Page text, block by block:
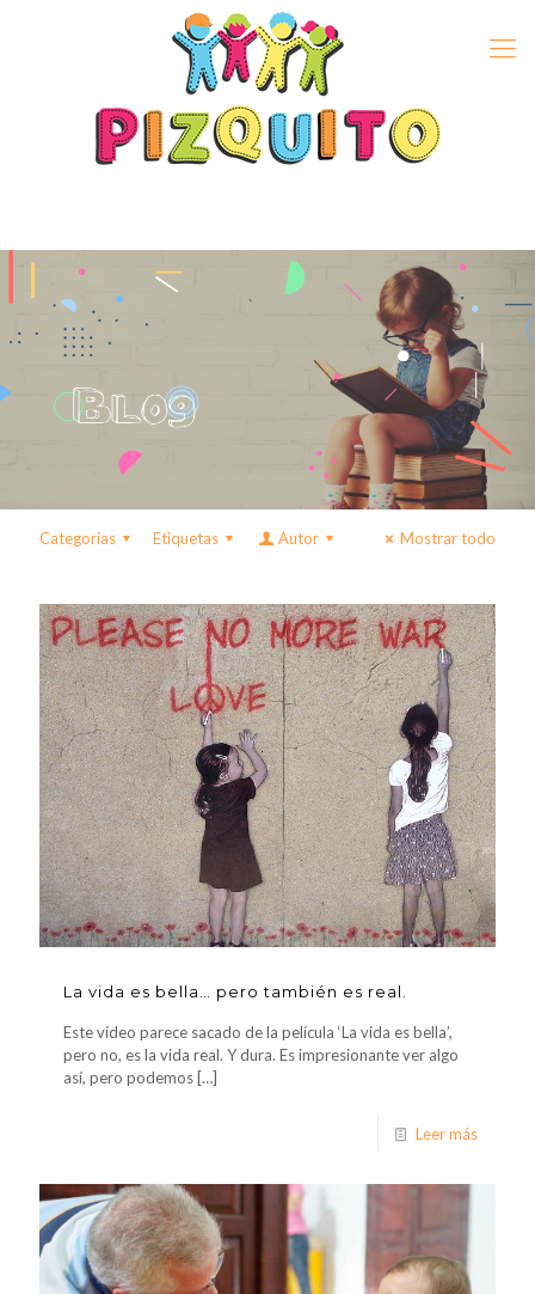
Categorías Etiquetas Autor Mostrar todo
La vida es bella… pero también es real.
Este vídeo parece sacado de la película ‘La vida es bella’,
pero no, es la vida real. Y dura. Es impresionante ver algo
así, pero podemos[…]
Leer más